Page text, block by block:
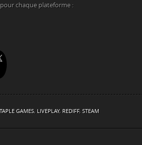
chaque plateforme :
GAMES, LIVEPLAY, REDIFF, STEAM